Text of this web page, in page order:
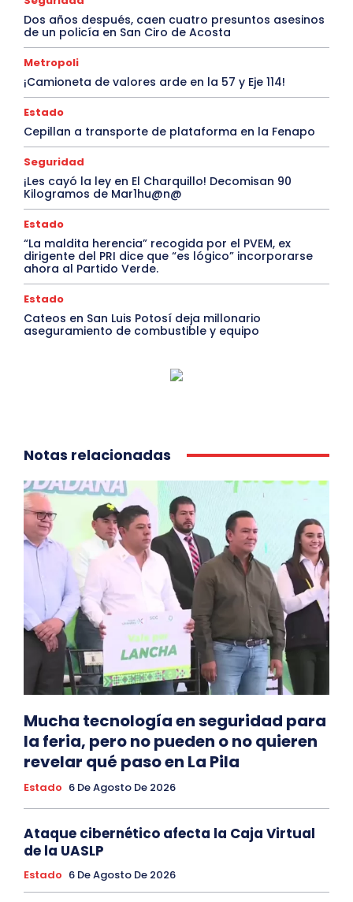
Dos años después, caen cuatro presuntos asesinos
de un policía en San Ciro de Acosta
Metropoli
¡Camioneta de valores arde en la 57 y Eje 114!
Estado
Cepillan a transporte de plataforma en la Fenapo
Seguridad
¡Les cayó la ley en El Charquillo! Decomisan 90
Kilogramos de Mar1hu@n@
Estado
“La maldita herencia” recogida por el PVEM, ex
dirigente del PRI dice que “es lógico” incorporarse
ahora al Partido Verde.
Estado
Cateos en San Luis Potosí deja millonario
aseguramiento de combustible y equipo
Notas relacionadas
Mucha tecnología en seguridad para
la feria, pero no pueden o no quieren
revelar qué paso en La Pila
Estado 6 De Agosto De 2026
Ataque cibernético afecta la Caja Virtual
de la UASLP
Estado 6 De Agosto De 2026